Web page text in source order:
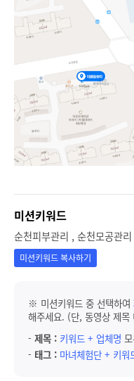
미션키워드
순천피부관리 , 순천모공관
미션키워드 복사하기
※ 미션키워드 중 선택하여
해주세요. (단, 동영상 제목
- 제목 : 키워드 + 업체명
- 태그 : 마녀체험단 + 키워